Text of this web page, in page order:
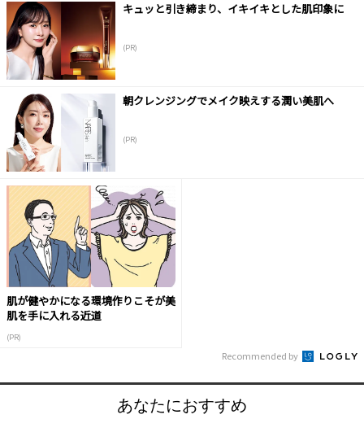
キュッと引き締まり、イキイキとした肌印象に
(PR)
朝クレンジングでメイク映えする潤い美肌へ
(PR)
肌が健やかになる環境作りこそが美
肌を手に入れる近道
(PR)
Recommended by
あなたにおすすめ